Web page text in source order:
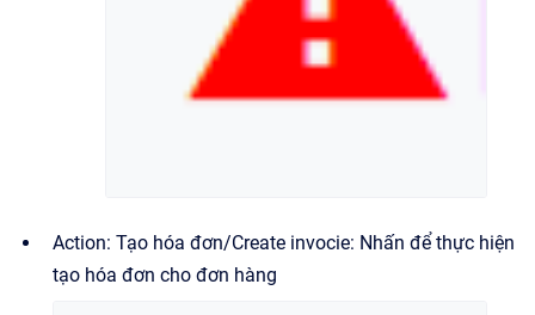
Action: Tạo hóa đơn/Create invocie: Nhấn để thực hiện
tạo hóa đơn cho đơn hàng